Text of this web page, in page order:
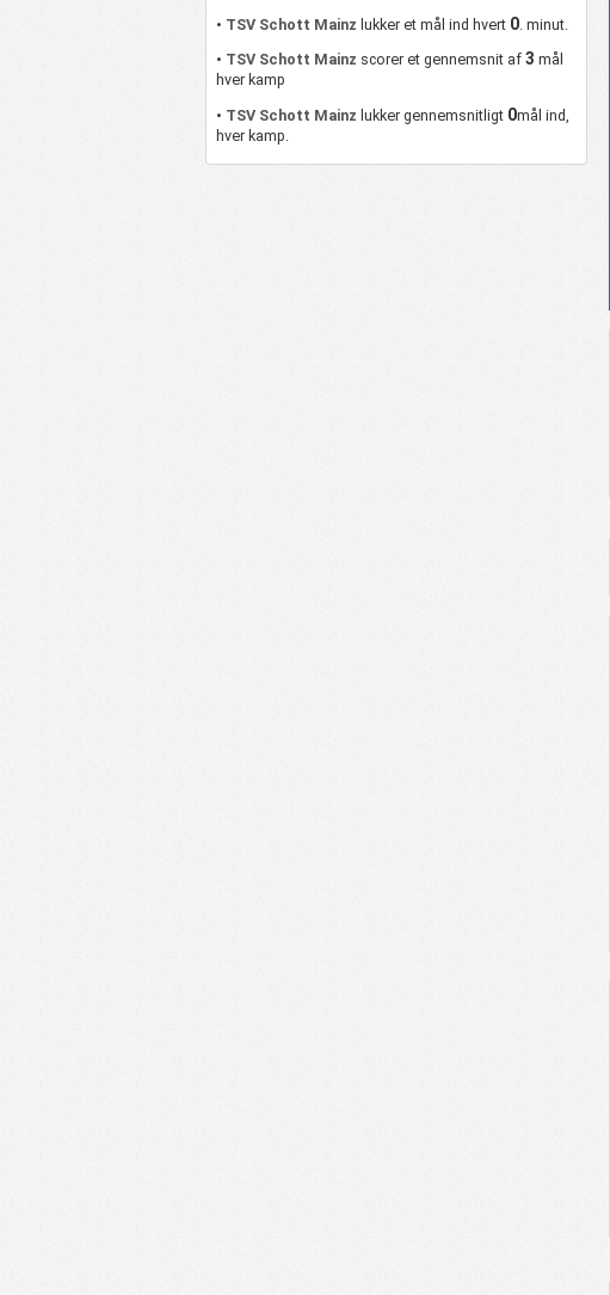
• TSV Schott Mainz lukker et mål ind hvert 0 . minut.
• TSV Schott Mainz scorer et gennemsnit af3 mål
hver kamp
• TSV Schott Mainz lukker gennemsnitligt 0mål ind,
hver kamp.